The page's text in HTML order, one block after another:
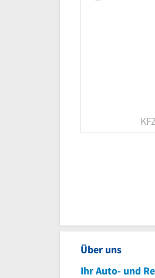
Über uns
Ihr Auto- und